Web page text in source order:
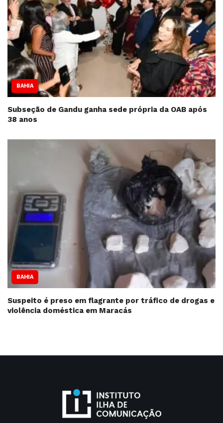
BAHIA
Subseção de Gandu ganha sede própria da OAB após
38 anos
BAHIA
Suspeito é preso em flagrante por tráfico de drogas e
violência doméstica em Maracás